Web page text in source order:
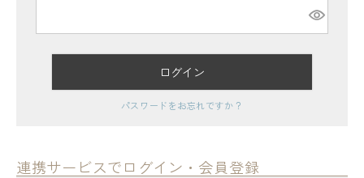
レディースボトムス
ログイン
パスワードをお忘れですか？
連携サービスでログイン・会員登録